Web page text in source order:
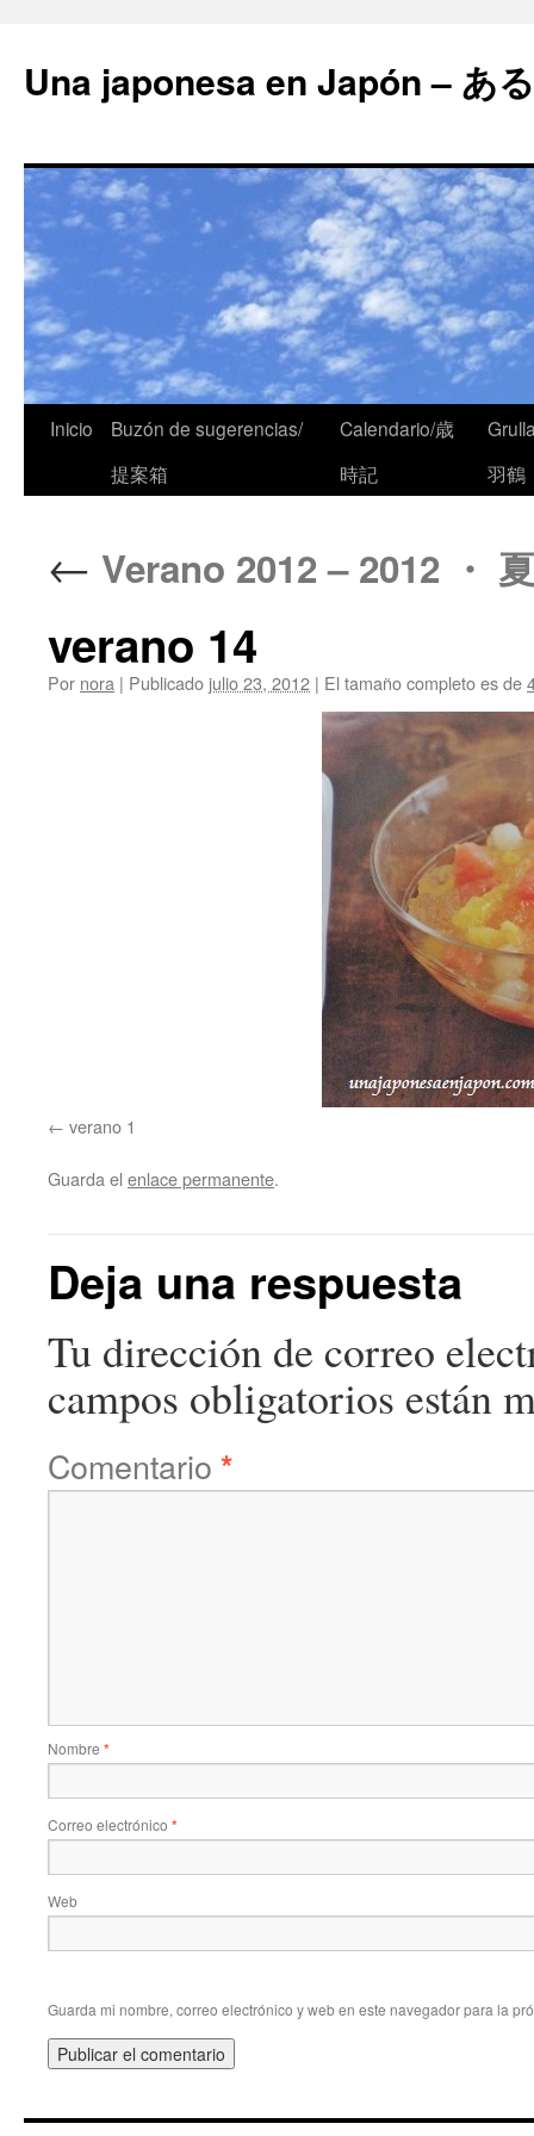
Una japonesa en Japón – あ
Inicio
Buzón de sugerencias/
提案箱
Calendario/歳
時記
羽鶴
← Verano 2012 – 2012 ・ 夏
verano 14
Por nora | Publicado julio 23, 2012 | El tamaño completo es de
verano 1
Guarda el enlace permanente.
Deja una respuesta
Tu dirección de correo
campos obligatorios están
Comentario *
Nombre *
Correo electrónico *
Web
Guarda mi nombre, correo electrónico y web en este navegador para la